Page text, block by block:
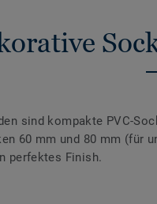
sind kompakte PVC-
60 mm und 80 mm (für
perfektes Finish.